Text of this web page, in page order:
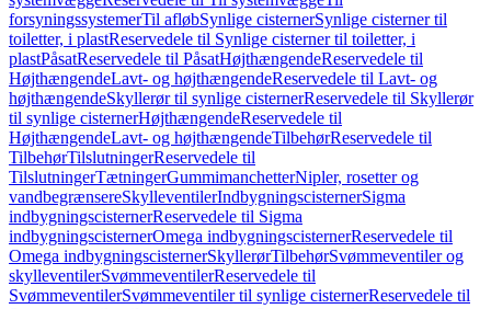
forsyningssystemerTil afløbSynlige cisternerSynlige cisterner til
toiletter, i plastReservedele til Synlige cisterner til toiletter, i
plastPåsatReservedele til PåsatHøjthængendeReservedele til
HøjthængendeLavt- og højthængendeReservedele til Lavt- og
højthængendeSkyllerør til synlige cisternerReservedele til Skyllerør
til synlige cisternerHøjthængendeReservedele til
HøjthængendeLavt- og højthængendeTilbehørReservedele til
TilbehørTilslutningerReservedele til
TilslutningerTætningerGummimanchetterNipler, rosetter og
vandbegrænsereSkylleventilerIndbygningscisternerSigma
indbygningscisternerReservedele til Sigma
indbygningscisternerOmega indbygningscisternerReservedele til
Omega indbygningscisternerSkyllerørTilbehørSvømmeventiler og
skylleventilerSvømmeventilerReservedele til
SvømmeventilerSvømmeventiler til synlige cisternerReservedele til